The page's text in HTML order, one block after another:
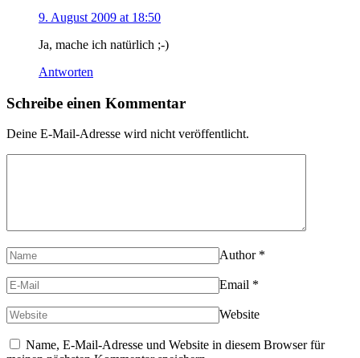
9. August 2009 at 18:50
Ja, mache ich natürlich ;-)
Antworten
Schreibe einen Kommentar
Deine E-Mail-Adresse wird nicht veröffentlicht.
Author *
Email *
Website
Name, E-Mail-Adresse und Website in diesem Browser für